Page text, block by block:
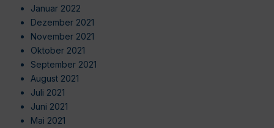
Januar 2022
Dezember 2021
November 2021
Oktober 2021
September 2021
August 2021
Juli 2021
Juni 2021
Mai 2021